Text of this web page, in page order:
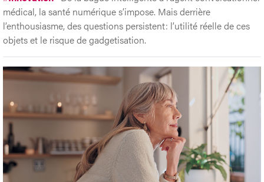
médical, la santé numérique s’impose. Mais derrière
l’enthousiasme, des questions persistent: l’utilité réelle de ces
objets et le risque de gadgetisation.